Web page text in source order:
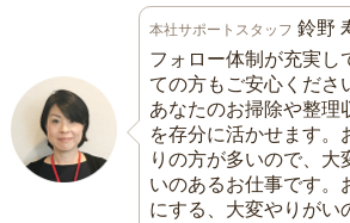
本社サポートスタッフ 鈴野
フォロー体制が充実し
ての方もご安心くださ
あなたのお掃除や整理
を存分に活かせます。
りの方が多いので、大
いのあるお仕事です。
にする、大変やりがい